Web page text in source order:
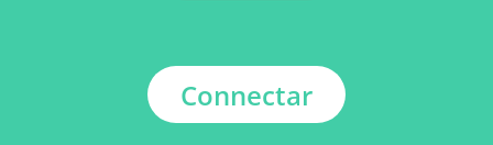
Connectar